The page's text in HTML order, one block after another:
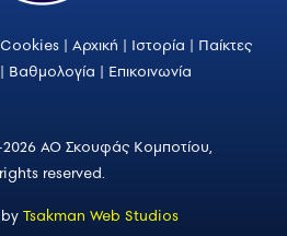
Cookies | Αρχική | Ιστορία | Παίκτες
| Βαθμολογία | Επικοινωνία
ΑΟ Σκουφάς Κομποτίου,
reserved.
by Tsakman Web Studios